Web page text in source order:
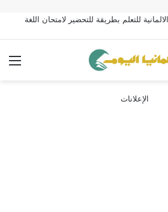
للتعلم بطريقة للتحضير لامتحان اللغة
الإعلانات